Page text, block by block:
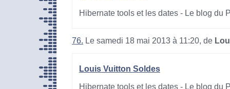
Hibernate tools et les dates - Le blog du
76. Le samedi 18 mai 2013 à 11:20, de
Louis Vuitton Soldes
Hibernate tools et les dates - Le blog du